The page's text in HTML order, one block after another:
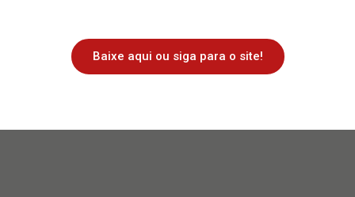
Baixe aqui ou siga para o site!